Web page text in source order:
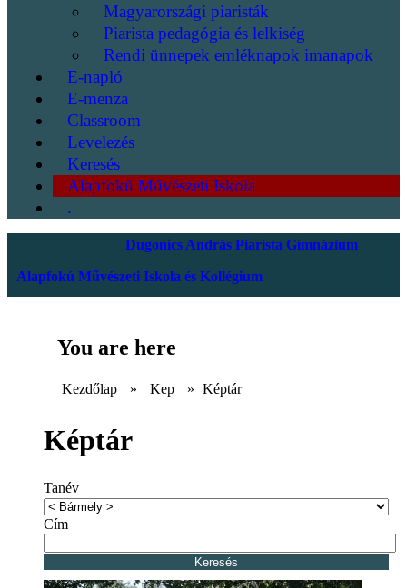
Magyarországi piaristák
Piarista pedagógia és lelkiség
Rendi ünnepek emléknapok imanapok
E-napló
E-menza
Classroom
Levelezés
Keresés
Alapfokú Művészeti Iskola
.
Dugonics András Piarista Gimnázium
Alapfokú Művészeti Iskola és Kollégium
You are here
Kezdőlap » Kep » Képtár
Képtár
Tanév
Cím